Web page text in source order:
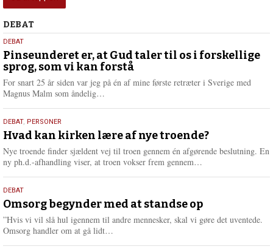
Debat
DEBAT
5.
august
2026
DEBAT
Pinseunderet er, at Gud taler til os i forskellige
sprog, som vi kan forstå
For snart 25 år siden var jeg på én af mine første retræter i Sverige med
Magnus Malm som åndelig…
e
e
25.
juli
2026
DEBAT, PERSONER
Hvad kan kirken lære af nye troende?
Nye troende finder sjældent vej til troen gennem én afgørende beslutning. En
ny ph.d.-afhandling viser, at troen vokser frem gennem…
e
e
9.
juli
2026
DEBAT
Omsorg begynder med at standse op
”Hvis vi vil slå hul igennem til andre mennesker, skal vi gøre det uventede.
Omsorg handler om at gå lidt…